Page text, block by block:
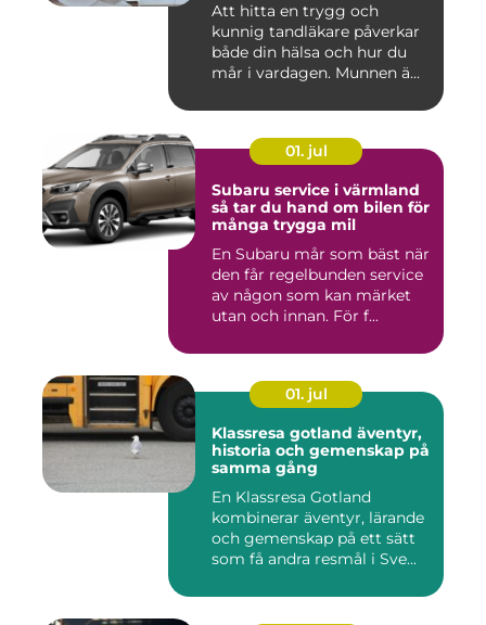
Att hitta en trygg och
kunnig tandläkare påverkar
både din hälsa och hur du
mår i vardagen. Munnen ä...
01. jul
Subaru service i värmland
så tar du hand om bilen för
många trygga mil
En Subaru mår som bäst när
den får regelbunden service
av någon som kan märket
utan och innan. För f...
01. jul
Klassresa gotland äventyr,
historia och gemenskap på
samma gång
En Klassresa Gotland
kombinerar äventyr, lärande
och gemenskap på ett sätt
som få andra resmål i Sve...